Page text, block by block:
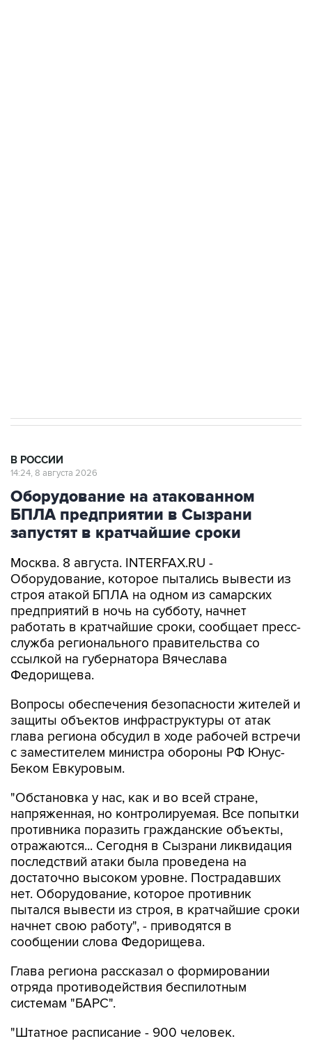
В РОССИИ
14:24, 8 августа 2026
Оборудование на атакованном
БПЛА предприятии в Сызрани
запустят в кратчайшие сроки
Москва. 8 августа. INTERFAX.RU -
Оборудование, которое пытались вывести из
строя атакой БПЛА на одном из самарских
предприятий в ночь на субботу, начнет
работать в кратчайшие сроки, сообщает пресс-
служба регионального правительства со
ссылкой на губернатора Вячеслава
Федорищева.
Вопросы обеспечения безопасности жителей и
защиты объектов инфраструктуры от атак
глава региона обсудил в ходе рабочей встречи
с заместителем министра обороны РФ Юнус-
Беком Евкуровым.
"Обстановка у нас, как и во всей стране,
напряженная, но контролируемая. Все попытки
противника поразить гражданские объекты,
отражаются... Сегодня в Сызрани ликвидация
последствий атаки была проведена на
достаточно высоком уровне. Пострадавших
нет. Оборудование, которое противник
пытался вывести из строя, в кратчайшие сроки
начнет свою работу", - приводятся в
сообщении слова Федорищева.
Глава региона рассказал о формировании
отряда противодействия беспилотным
системам "БАРС".
"Штатное расписание - 900 человек.